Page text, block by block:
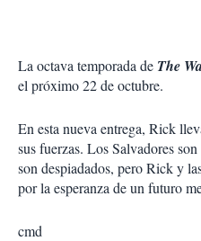
La octava temporada de The
el próximo 22 de octubre.
En esta nueva entrega, Rick
sus fuerzas. Los Salvadores
son despiadados, pero Rick y
por la esperanza de un futuro
cmd